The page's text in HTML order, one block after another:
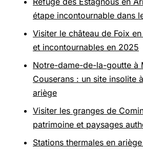
étape incontournable dans
Visiter le château de Foix
et incontournables en 2025
Notre-dame-de-la-goutte à
Couserans : un site insolite
ariège
Visiter les granges de
patrimoine et paysages
Stations thermales en